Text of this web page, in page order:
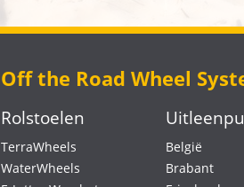
Off the Road Wheel
Rolstoelen
TerraWheels
WaterWheels
België
Brabant